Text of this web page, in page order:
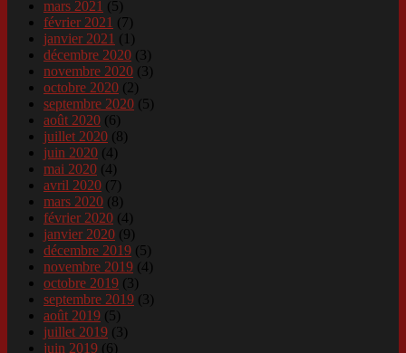
mars 2021 (5)
février 2021 (7)
janvier 2021 (1)
décembre 2020 (3)
novembre 2020 (3)
octobre 2020 (2)
septembre 2020 (5)
août 2020 (6)
juillet 2020 (8)
juin 2020 (4)
mai 2020 (4)
avril 2020 (7)
mars 2020 (8)
février 2020 (4)
janvier 2020 (9)
décembre 2019 (5)
novembre 2019 (4)
octobre 2019 (3)
septembre 2019 (3)
août 2019 (5)
juillet 2019 (3)
juin 2019 (6)